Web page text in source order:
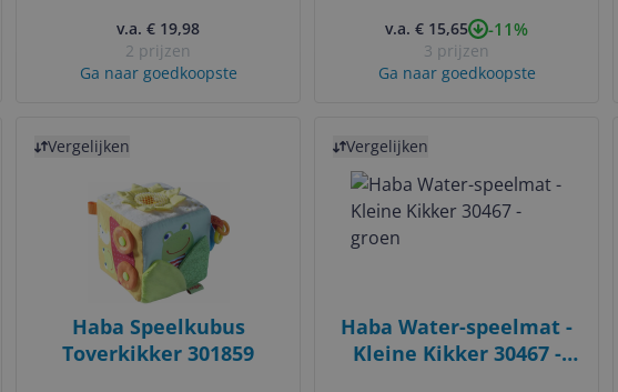
v.a. € 19,98
2 prijzen
Ga naar goedkoopste
v.a. € 15,65 -11%
3 prijzen
Ga naar goedkoopste
Vergelijken
Haba Speelkubus
Toverkikker 301859
Vergelijken
Haba Water-speelmat -
Kleine Kikker 30467 -